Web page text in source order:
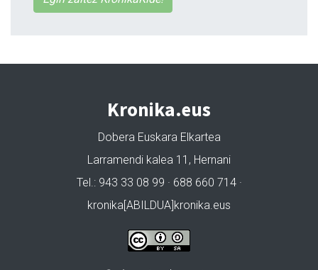
Kronika.eus
Dobera Euskara Elkartea
Larramendi kalea 11, Hernani
Tel.: 943 33 08 99 · 688 660 714 ·
kronika[ABILDUA]kronika.eus